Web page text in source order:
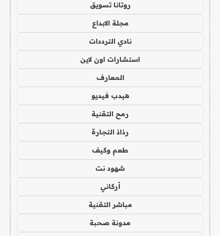
روتانا تسويق
مجلة الابداع
نادي الترددات
استشارات اون لاين
المعارف
هيدب فيديو
رمح التقنية
رذاذ التجارة
طعم وكيف
شهود نت
أركاني
مباشر التقنية
مدونة صحبة